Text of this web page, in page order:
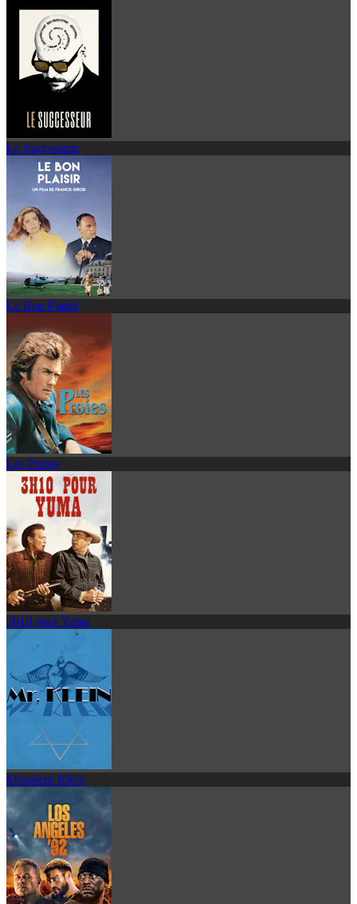
Le Successeur
Le Bon Plaisir
Les Proies
3h10 pour Yuma
Monsieur Klein